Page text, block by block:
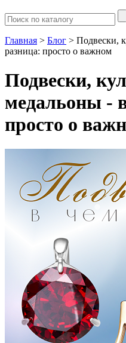
Главная > Блог > Подвески,
разница: просто о важном
Подвески,
медальоны -
просто о